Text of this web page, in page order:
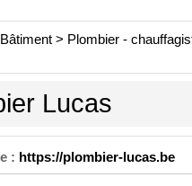
Bâtiment > Plombier -
Lucas
: https://plombier-lucas.be